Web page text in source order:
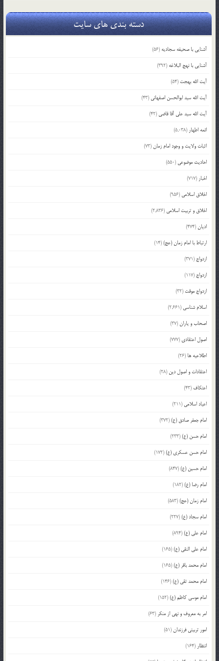
دسته بندی های سایت
آشنایی با صحیفه سجادیه (56)
آشنایی با نهج البلاغه (392)
آیت الله بهجت (54)
آیت الله سید ابوالحسن اصفهانی (43)
آیت الله سید علی آقا قاضی (42)
ائمه اطهار (5,038)
اثبات ولایت و وجود امام زمان(73)
احادیث موضوعی (550)
اخبار (717)
اخلاق اسلامی (956)
اخلاق و تربیت اسلامی (2,836)
ادیان(474)
ارتباط با امام زمان (عج)(14)
ازدواج (371)
ازدواج (117)
ازدواج موقت (32)
اسلام شناسی (2,661)
اصحاب و یاران(37)
اصول اعتقادی (777)
اطلاعیه ها (26)
اعتقادات و اصول دین (28)
اعتکاف (43)
اعیاد اسلامی (211)
امام جعفر صادق (ع)(372)
امام حسن (ع)(233)
امام حسن عسکری (ع)(172)
امام حسین (ع)(847)
امام رضا (ع)(182)
امام زمان (عج)(583)
امام سجاد (ع)(227)
امام علی (ع)(894)
امام علی النقی (ع)(165)
امام محمد باقر (ع)(165)
امام محمد تقی (ع)(146)
امام موسی کاظم (ع)(152)
امر به معروف و نهی از منکر (63)
امور تربیتی فرزندان(51)
انتظار (164)